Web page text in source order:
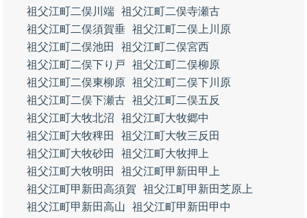
祖父江町二俣川端 祖父江町二俣寺瀬古
祖父江町二俣須賀垂 祖父江町二俣上川原
祖父江町二俣池田
祖父江町二俣宮西
祖父江町二俣下り戸
祖父江町二俣柳原
祖父江町二俣東柳原 祖父江町二俣下川原
祖父江町二俣下瀬古 祖父江町二俣五反
祖父江町大牧北沼
祖父江町大牧郷中
祖父江町大牧稗田
祖父江町大牧三反田
祖父江町大牧砂田
祖父江町大牧押上
祖父江町大牧明田
祖父江町甲新田甲上
祖父江町甲新田高須賀
祖父江町甲新田芝原上
祖父江町甲新田高山
祖父江町甲新田甲中